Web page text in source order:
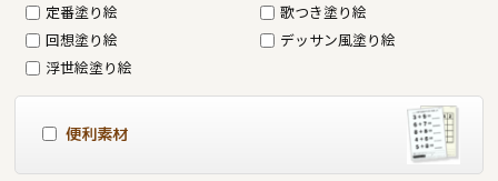
定番塗り絵
歌つき塗り絵
回想塗り絵
デッサン風塗り絵
浮世絵塗り絵
便利素材